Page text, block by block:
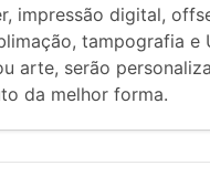
impressão digital,
tampografia e
arte, serão
da melhor forma.